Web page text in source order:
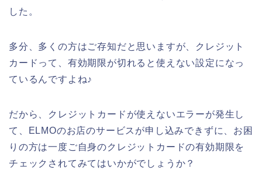
した。
多分、多くの方はご存知だと思いますが、クレジット
カードって、有効期限が切れると使えない設定になっ
ているんですよね♪
だから、クレジットカードが使えないエラーが発生し
て、ELMOのお店のサービスが申し込みできずに、お困
りの方は一度ご自身のクレジットカードの有効期限を
チェックされてみてはいかがでしょうか？